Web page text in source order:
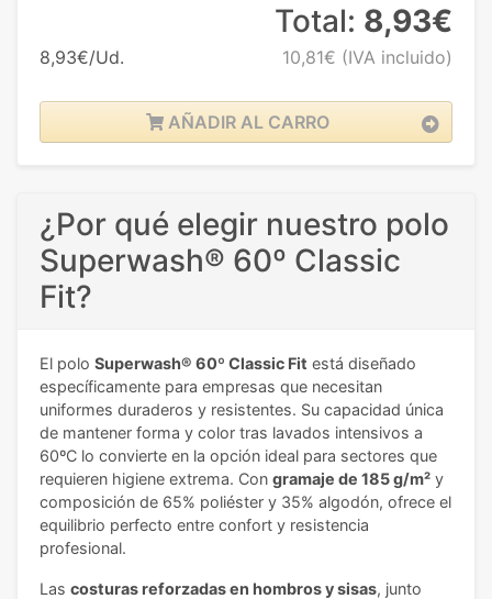
8,93€/Ud.
Total: 8,93€
10,81€ (IVA incluido)
AÑADIR AL CARRO
¿Por qué elegir nuestro polo
Superwash® 60º Classic
Fit?
El polo Superwash® 60º Classic Fit está diseñado
específicamente para empresas que necesitan
uniformes duraderos y resistentes. Su capacidad única
de mantener forma y color tras lavados intensivos a
60ºC lo convierte en la opción ideal para sectores que
requieren higiene extrema. Con gramaje de 185 g/m² y
composición de 65% poliéster y 35% algodón, ofrece el
equilibrio perfecto entre confort y resistencia
profesional.
Las costuras reforzadas en hombros y sisas, junto